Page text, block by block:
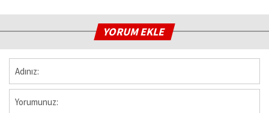
YORUM EKLE